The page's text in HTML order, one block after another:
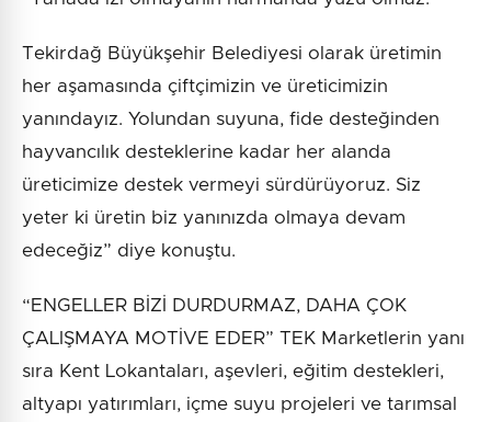
Tekirdağ Büyükşehir Belediyesi olarak üretimin
her aşamasında çiftçimizin ve üreticimizin
yanındayız. Yolundan suyuna, fide desteğinden
hayvancılık desteklerine kadar her alanda
üreticimize destek vermeyi sürdürüyoruz. Siz
yeter ki üretin biz yanınızda olmaya devam
edeceğiz” diye konuştu.
“ENGELLER BİZİ DURDURMAZ, DAHA ÇOK
ÇALIŞMAYA MOTİVE EDER” TEK Marketlerin yanı
sıra Kent Lokantaları, aşevleri, eğitim destekleri,
altyapı yatırımları, içme suyu projeleri ve tarımsal